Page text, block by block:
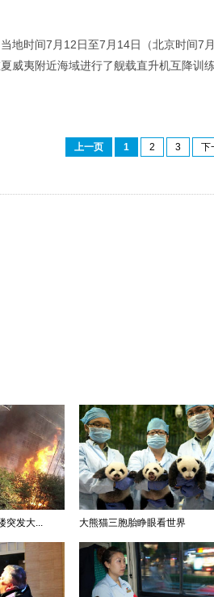
地时间7月12日至7月14日（北京时间7
威夷附近海域进行了舰载直升机互降
上一页 1 2 3 下
突发大... 大熊猫三胞胎睁眼看世界